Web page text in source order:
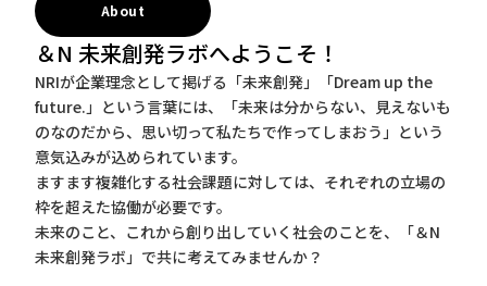
About
＆N 未来創発ラボへようこそ！
NRIが企業理念として掲げる「未来創発」「Dream up the
future.」という言葉には、「未来は分からない、見えないも
のなのだから、思い切って私たちで作ってしまおう」という
意気込みが込められています。
ますます複雑化する社会課題に対しては、それぞれの立場の
枠を超えた協働が必要です。
未来のこと、これから創り出していく社会のことを、「＆N
未来創発ラボ」で共に考えてみませんか？